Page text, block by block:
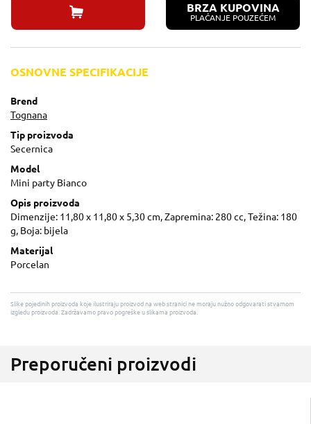
BRZA KUPOVINA
PLAĆANJE POUZEĆEM
OSNOVNE SPECIFIKACIJE
Brend
Tognana
Tip proizvoda
Secernica
Model
Mini party Bianco
Opis proizvoda
Dimenzije: 11,80 x 11,80 x 5,30 cm, Zapremina: 280 cc, Težina: 180
g, Boja: bijela
Materijal
Porcelan
Slike pojedinih proizvoda koje ilustriraju proizvod na web stranici ne moraju nužno odgovarati stvarnom
izgledu proizvoda. Zadržavamo pravo pogreške u slikama proizvoda.
Preporučeni proizvodi